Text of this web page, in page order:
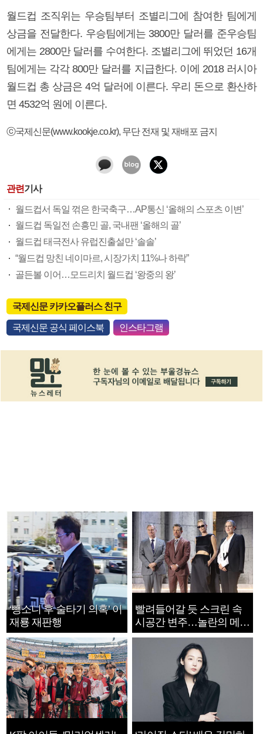
월드컵 조직위는 우승팀부터 조별리그에 참여한 팀에게
상금을 전달한다. 우승팀에게는 3800만 달러를 준우승팀
에게는 2800만 달러를 수여한다. 조별리그에 뛰었던 16개
팀에게는 각각 800만 달러를 지급한다. 이에 2018 러시아
월드컵 총 상금은 4억 달러에 이른다. 우리 돈으로 환산하
면 4532억 원에 이른다.
ⓒ국제신문(www.kookje.co.kr), 무단 전재 및 재배포 금지
관련기사
월드컵서 독일 꺾은 한국축구…AP통신 ‘올해의 스포츠 이변’
월드컵 독일전 손흥민 골, 국내팬 ‘올해의 골’
월드컵 태극전사 유럽진출설만 ‘솔솔’
“월드컵 망친 네이마르, 시장가치 11%나 하락”
골든볼 이어…모드리치 월드컵 ‘왕중의 왕’
국제신문 카카오플러스 친구
국제신문 공식 페이스북 인스타그램
‘뺑소니 후 술타기 의혹’ 이
재룡 재판행
빨려들어갈 듯 스크린 속
시공간 변주…놀란의 메시
지는 ‘전쟁 속죄’